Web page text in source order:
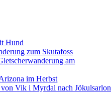
Hund
zum Skutafoss
am
im Herbst
Vik i Myrdal nach Jökulsarlon